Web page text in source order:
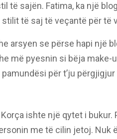
të sajën. Fatima, ka një
stilit të saj të veçantë për të
arsyen se përse hapi një
më pyesnin si bëja make-
për t’ju
ishte një qytet i
me të cilin jetoj.